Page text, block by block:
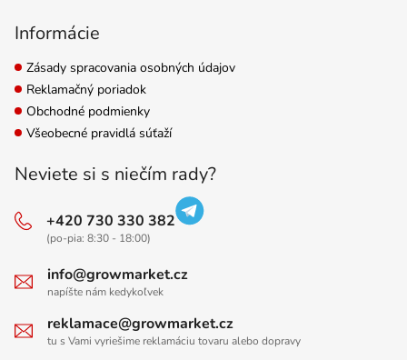
Informácie
Zásady spracovania osobných údajov
Reklamačný poriadok
Obchodné podmienky
Všeobecné pravidlá súťaží
Neviete si s niečím rady?
+420 730 330 382
(po-pia: 8:30 - 18:00)
info@growmarket.cz
napíšte nám kedykoľvek
reklamace@growmarket.cz
tu s Vami vyriešime reklamáciu tovaru alebo dopravy